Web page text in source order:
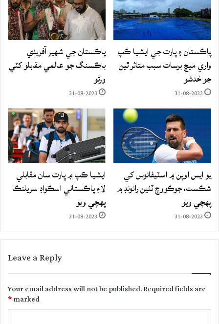
پاڪستان ۽ ڀارت جي ايشيا ڪپ
واري ميچ برسات سبب متاثر ٿيڻ
جو خدشو
31-08-2023
پاڪستان جي شهير آفريدي
باڪسنگ جو عالمي مقابلو کٽي
ورتو
31-08-2023
يو ايس اوپن ۾ اسٽيفانوس کي
شڪست، جوڪووچ ٽئين رائونڊ ۾
پهچي ويو
31-08-2023
ايشيا ڪپ ۾ ڀارت سان مقابلي
لاءِ پاڪستاني اسڪواڊ سريلنڪا
پهچي ويو
31-08-2023
Leave a Reply
Your email address will not be published.Required fields are
marked
*